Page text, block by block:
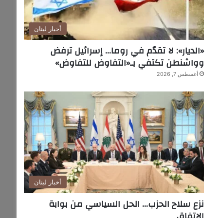
أخبار لبنان
«الديار»: لا تقدّم في روما… إسرائيل ترفض
وواشنطن تكتفي بـ«التفاوض للتفاوض»
أغسطس 7, 2026
أخبار لبنان
نزع سلاح الحزب… الحل السياسي من بوابة